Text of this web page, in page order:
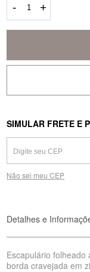
- +
SIMULAR FRETE E
Não sei meu CEP
Detalhes e
Escapulário
borda cravejada em